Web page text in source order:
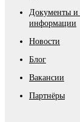
Документы и
информации
Новости
Блог
Вакансии
Партнёры